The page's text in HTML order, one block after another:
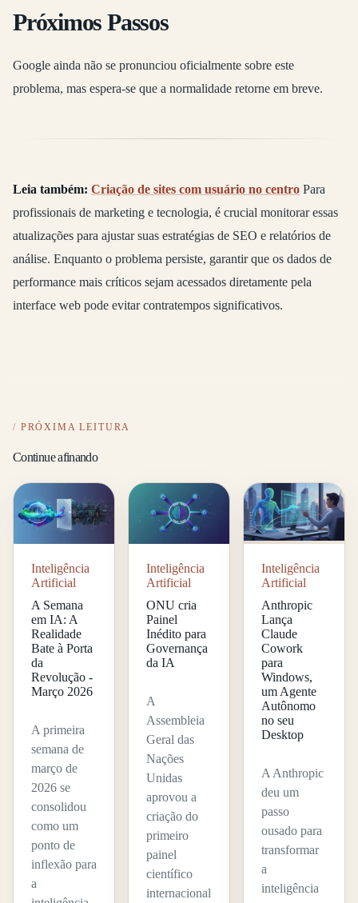
Próximos Passos
Google ainda não se pronunciou oficialmente sobre este
problema, mas espera-se que a normalidade retorne em breve.
Leia também: Criação de sites com usuário no centro Para
profissionais de marketing e tecnologia, é crucial monitorar essas
atualizações para ajustar suas estratégias de SEO e relatórios de
análise. Enquanto o problema persiste, garantir que os dados de
performance mais críticos sejam acessados diretamente pela
interface web pode evitar contratempos significativos.
PRÓXIMA LEITURA
Continue afinando
Inteligência
Artificial
A Semana
em IA: A
Realidade
Bate à Porta
da
Revolução -
Março 2026
A primeira
semana de
março de
2026 se
consolidou
como um
ponto de
inflexão para
a
Inteligência
Artificial
ONU cria
Painel
Inédito para
Governança
da IA
A
Assembleia
Geral das
Nações
Unidas
aprovou a
criação do
primeiro
painel
científico
internacional
Inteligência
Artificial
Anthropic
Lança
Claude
Cowork
para
Windows,
um Agente
Autônomo
no seu
Desktop
A Anthropic
deu um
passo
ousado para
transformar
a
inteligência